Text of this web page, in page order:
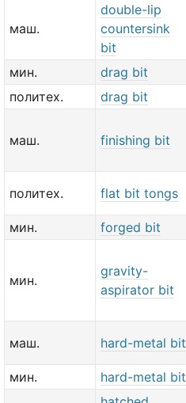
маш.
double-lip
countersink
bit
мин. drag bit
политех.
drag bit
маш. finishing bit
политех. flat bit tongs
мин.
forged bit
мин.
gravity-
aspirator bit
маш. hard-metal bit
мин.
hard-metal bit